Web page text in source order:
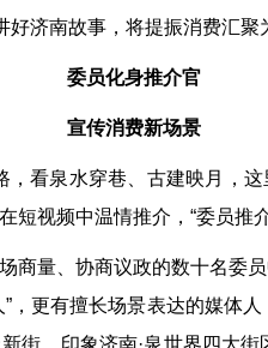
济南故事，将提振消费汇聚
委员化身推介官
宣传消费新场景
，看泉水穿巷、古建映月，
视频中温情推介，“委员推
商量、协商议政的数十名委
，更有擅长场景表达的媒体
、印象济南·泉世界四大街